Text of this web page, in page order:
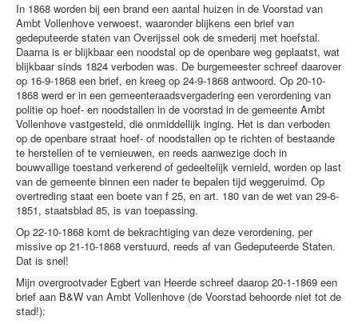
In 1868 worden bij een brand een aantal huizen in de Voorstad van
Ambt Vollenhove verwoest, waaronder blijkens een brief van
gedeputeerde staten van Overijssel ook de smederij met hoefstal.
Daarna is er blijkbaar een noodstal op de openbare weg geplaatst, wat
blijkbaar sinds 1824 verboden was. De burgemeester schreef daarover
op 16-9-1868 een brief, en kreeg op 24-9-1868 antwoord. Op 20-10-
1868 werd er in een gemeenteraadsvergadering een verordening van
politie op hoef- en noodstallen in de voorstad in de gemeente Ambt
Vollenhove vastgesteld, die onmiddellijk inging. Het is dan verboden
op de openbare straat hoef- of noodstallen op te richten of bestaande
te herstellen of te vernieuwen, en reeds aanwezige doch in
bouwvallige toestand verkerend of gedeeltelijk vernield, worden op last
van de gemeente binnen een nader te bepalen tijd weggeruimd. Op
overtreding staat een boete van f 25, en art. 180 van de wet van 29-6-
1851, staatsblad 85, is van toepassing.
Op 22-10-1868 komt de bekrachtiging van deze verordening, per
missive op 21-10-1868 verstuurd, reeds af van Gedeputeerde Staten.
Dat is snel!
Mijn overgrootvader Egbert van Heerde schreef daarop 20-1-1869 een
brief aan B&W van Ambt Vollenhove (de Voorstad behoorde niet tot de
stad!):